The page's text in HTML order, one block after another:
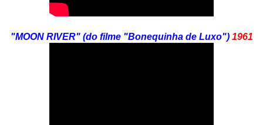
"MOON RIVER" (do filme "Bonequinha de Luxo") 1961